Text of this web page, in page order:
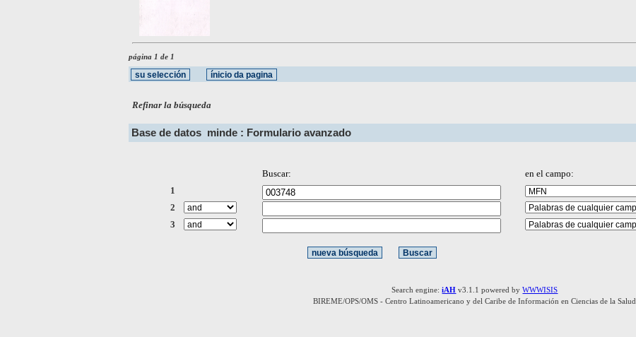
página 1 de 1
Refinar la búsqueda
Base de datos minde : Formulario avanzado
Buscar:
en el campo:
1
2
3
Search engine:iAH v3.1.1 powered byWWWISIS
BIREME/OPS/OMS - Centro Latinoamericano y del Caribe de Información en Ciencias de la Salud